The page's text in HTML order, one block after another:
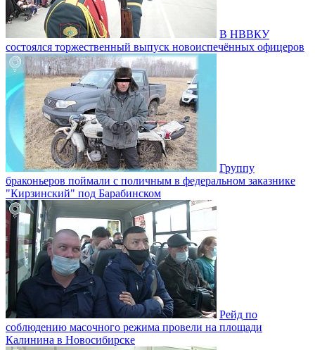
В НВВКУ
состоялся торжественный выпуск новоиспечённых офицеров
Группу
браконьеров поймали с поличным в федеральном заказнике
"Кирзинский" под Барабинском
Рейд по
соблюдению масочного режима провели на площади
Калинина в Новосибирске